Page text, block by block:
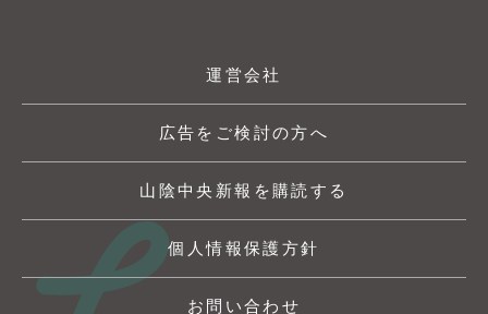
運営会社
広告をご検討の方へ
山陰中央新報を購読する
個人情報保護方針
お問い合わせ